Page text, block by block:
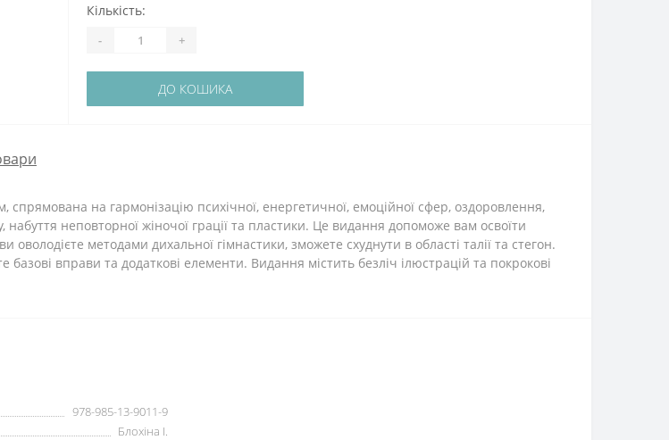
Кількість:
- +
ДО КОШИКА
на гармонізацію психічної, енергетичної, емоційної сфер, оздоровлення,
неповторної жіночої грації та пластики. Це видання допоможе вам освоїти
методами дихальної гімнастики, зможете схуднути в області талії та стегон.
вправи та додаткові елементи. Видання містить безліч ілюстрацій та покрокові
978-985-13-9011-9
Блохіна І.